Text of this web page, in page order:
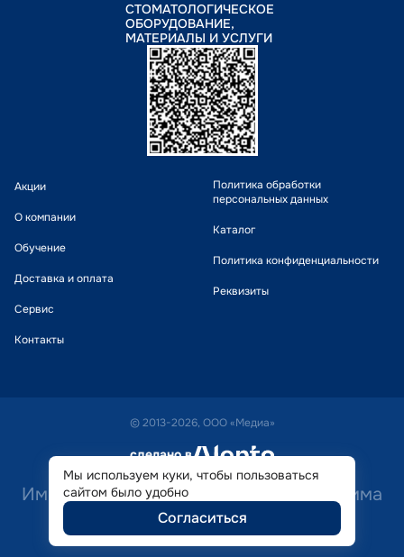
СТОМАТОЛОГИЧЕСКОЕ
ОБОРУДОВАНИЕ,
МАТЕРИАЛЫ И УСЛУГИ
Акции
О компании
Обучение
Доставка и оплата
Сервис
Контакты
Политика обработки
персональных данных
Каталог
Политика конфиденциальности
Реквизиты
© 2013-2026, ООО «Медиа»
сделано в alente
Имеются противопоказания. Необходима
консультация специалиста.
Мы используем куки, чтобы пользоваться
сайтом было удобно
Согласиться